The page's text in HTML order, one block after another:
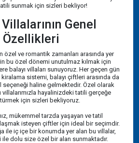
sunmak için sizleri bekliyor!
Villalarının Genel
Özellikleri
özel ve romantik zamanları arasında yer
bu özel dönemi unutulmaz kılmak için
balayı villaları sunuyoruz. Her geçen gün
sistemi, balayı çiftleri arasında da
seçeneği haline gelmektedir. Özel olarak
villalarımızla hayalinizdeki tatili gerçeğe
için sizleri bekliyoruz.
mükemmel tarzda yaşayan ve tatil
isteyen çiftler için ideal bir seçimdir.
ile iç içe bir konumda yer alan bu villalar,
dolu size özel bir alan sunmaktadır.